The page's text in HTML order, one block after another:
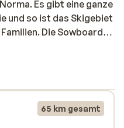
Es gibt eine ganze
und so ist das Skigebiet
Die Sowboarder
gibt es einen
der Pracarra-Piste
zum Freeriden. Das
Wald und ist durch die
sehr
65 km gesamt